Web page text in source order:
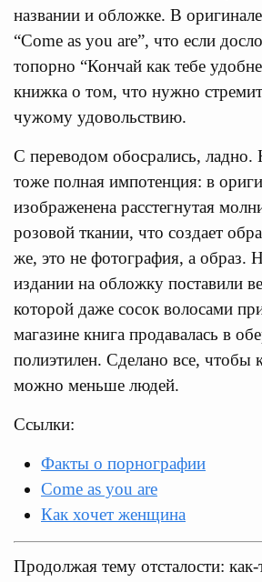
названии и обложке. В
“Come as you are”, что если
топорно “Кончай как тебе
книжка о том, что нужно
чужому удовольствию.
С переводом обосрались,
тоже полная импотенция: в
изображенена расстегнутая
розовой ткании, что создает
же, это не фотография, а образ.
издании на обложку поставили
которой даже сосок волосами
магазине книга продавалась в
полиэтилен. Сделано все, чтобы
можно меньше людей.
Ссылки:
Факты о порнографии
Come as you are
Как хочет женщина
Продолжая тему отсталости: как-